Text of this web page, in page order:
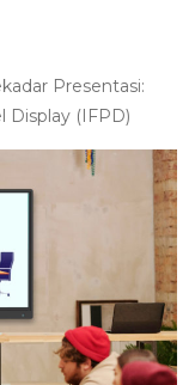
Presentasi:
Display (IFPD)